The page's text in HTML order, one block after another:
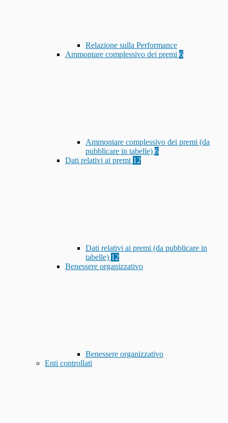
Relazione sulla Performance
Ammontare complessivo dei premi 6
Ammontare complessivo dei premi (da
pubblicare in tabelle) 6
Dati relativi ai premi 12
Dati relativi ai premi (da pubblicare in
tabelle) 12
Benessere organizzativo
Benessere organizzativo
Enti controllati